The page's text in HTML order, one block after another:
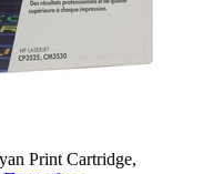
Print Cartridge,